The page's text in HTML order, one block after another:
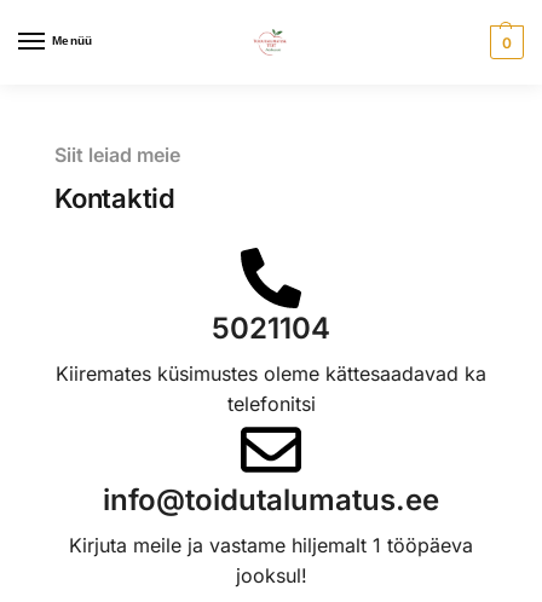
Menüü 0
Siit leiad meie
Kontaktid
5021104
Kiiremates küsimustes oleme kättesaadavad ka
telefonitsi
info@toidutalumatus.ee
Kirjuta meile ja vastame hiljemalt 1 tööpäeva
jooksul!